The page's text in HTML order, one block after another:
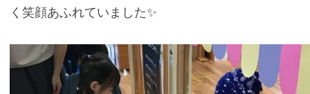
く笑顔あふれていました✨